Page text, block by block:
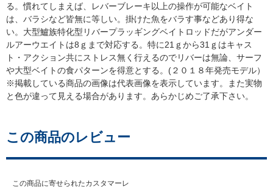
る。慣れてしまえば、レバーブレーキ以上の操作が可能なベイト
は、バラシなど皆無に等しい。掛けた魚をバラす事などあり得な
い。大型鱸族特化型リバープラッギングベイトロッドだがアンダー
ルアーウエイトは8ｇまで対応する。特に21ｇから31ｇはキャス
ト・アクション共にストレス無く行えるのでリバーは無論、サーフ
大型ベイトの食パターンを得意とする。(２０１８年発売モデル）
※掲載している商品の画像は代表画像を表示しています。また実物
と色が違って見える場合があります。あらかじめご了承下さい。
この商品のレビュー
この商品に寄せられたカスタマーレ